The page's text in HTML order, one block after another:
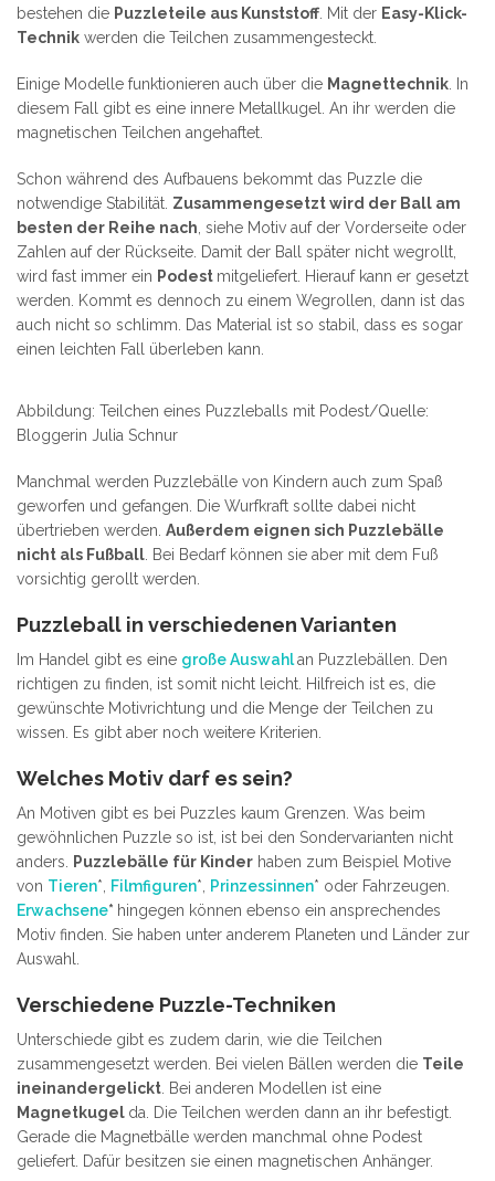
bestehen die Puzzleteile aus Kunststoff . Mit der Easy-Klick-
Technik werden die Teilchen zusammengesteckt.
Einige Modelle funktionieren auch über die Magnettechnik . In
diesem Fall gibt es eine innere Metallkugel. An ihr werden die
magnetischen Teilchen angehaftet.
Schon während des Aufbauens bekommt das Puzzle die
notwendige Stabilität. Zusammengesetzt wird der Ball am
besten der Reihe nach , siehe Motiv auf der Vorderseite oder
Zahlen auf der Rückseite. Damit der Ball später nicht wegrollt,
wird fast immer ein Podest mitgeliefert. Hierauf kann er gesetzt
werden. Kommt es dennoch zu einem Wegrollen, dann ist das
auch nicht so schlimm. Das Material ist so stabil, dass es sogar
einen leichten Fall überleben kann.
Abbildung: Teilchen eines Puzzleballs mit Podest/Quelle:
Bloggerin Julia Schnur
Manchmal werden Puzzlebälle von Kindern auch zum Spaß
geworfen und gefangen. Die Wurfkraft sollte dabei nicht
übertrieben werden. Außerdem eignen sich Puzzlebälle
nicht als Fußball . Bei Bedarf können sie aber mit dem Fuß
vorsichtig gerollt werden.
Puzzleball in verschiedenen Varianten
Im Handel gibt es eine große Auswahlan Puzzlebällen. Den
richtigen zu finden, ist somit nicht leicht. Hilfreich ist es, die
gewünschte Motivrichtung und die Menge der Teilchen zu
wissen. Es gibt aber noch weitere Kriterien.
Welches Motiv darf es sein?
An Motiven gibt es bei Puzzles kaum Grenzen. Was beim
gewöhnlichen Puzzle so ist, ist bei den Sondervarianten nicht
anders. Puzzlebälle für Kinder haben zum Beispiel Motive
von Tieren*, Filmfiguren*, Prinzessinnen* oder Fahrzeugen.
Erwachsene* hingegen können ebenso ein ansprechendes
Motiv finden. Sie haben unter anderem Planeten und Länder zur
Auswahl.
Verschiedene Puzzle-Techniken
Unterschiede gibt es zudem darin, wie die Teilchen
zusammengesetzt werden. Bei vielen Bällen werden die Teile
ineinandergelickt . Bei anderen Modellen ist eine
Magnetkugel da. Die Teilchen werden dann an ihr befestigt.
Gerade die Magnetbälle werden manchmal ohne Podest
geliefert. Dafür besitzen sie einen magnetischen Anhänger.